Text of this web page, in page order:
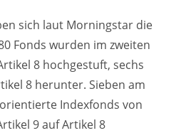
sich laut Morningstar die
Fonds wurden im zweiten
8 hochgestuft, sechs
8 herunter. Sieben am
Indexfonds von
9 auf Artikel 8